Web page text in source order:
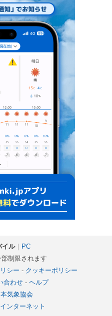
イル｜ PC
制限されます
シー - クッキーポリシー
合わせ- ヘルプ
本気象協会
ンターネット